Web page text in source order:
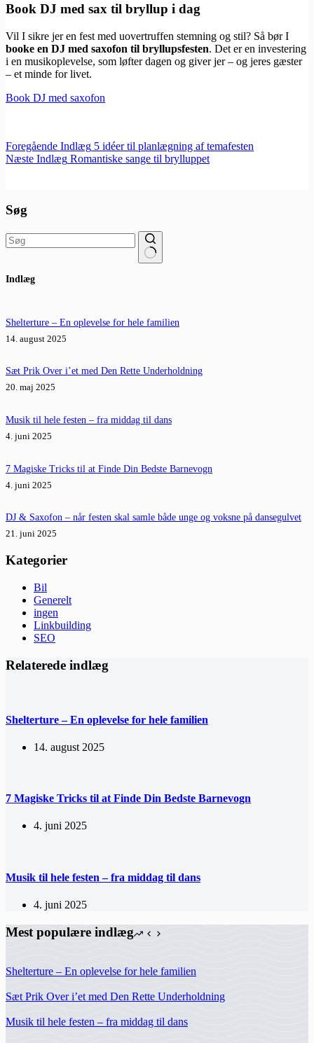
Book DJ med sax til bryllup i dag
Vil I sikre jer en fest med uovertruffen stemning og stil? Så bør I
booke en DJ med saxofon til bryllupsfesten. Det er en investering
i en musikoplevelse, som løfter dagen og giver jer – og jeres gæster
– et minde for livet.
Book DJ med saxofon
Foregående Indlæg 5 idéer til planlægning af temafesten
Næste Indlæg Romantiske sange til brylluppet
Søg
resultater
Indlæg
Shelterture – En oplevelse for hele familien
14. august 2025
Sæt Prik Over i’et med Den Rette Underholdning
20. maj 2025
Musik til hele festen – fra middag til dans
4. juni 2025
7 Magiske Tricks til at Finde Din Bedste Barnevogn
4. juni 2025
DJ & Saxofon – når festen skal samle både unge og voksne på dansegulvet
21. juni 2025
Kategorier
Bil
Generelt
ingen
Linkbuilding
SEO
Relaterede indlæg
Shelterture – En oplevelse for hele familien
14. august 2025
7 Magiske Tricks til at Finde Din Bedste Barnevogn
4. juni 2025
Musik til hele festen – fra middag til dans
4. juni 2025
Mest populære indlæg
Shelterture – En oplevelse for hele familien
Sæt Prik Over i’et med Den Rette Underholdning
Musik til hele festen – fra middag til dans